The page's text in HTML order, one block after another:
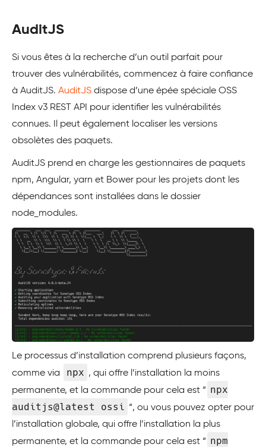
AuditJS
Si vous êtes à la recherche d’un outil parfait pour
trouver des vulnérabilités, commencez à faire confiance
à AuditJS. AuditJS dispose d’une épée spéciale OSS
Index v3 REST API pour identifier les vulnérabilités
connues. Il peut également localiser les versions
obsolètes des paquets.
AuditJS prend en charge les gestionnaires de paquets
npm, Angular, yarn et Bower pour les projets dont les
dépendances sont installées dans le dossier
node_modules.
Le processus d’installation comprend plusieurs façons,
comme via
npx , qui offre l’installation la moins
permanente, et la commande pour cela est “ npx
auditjs@latest ossi “, ou vous pouvez opter pour
l’installation globale, qui offre l’installation la plus
permanente, et la commande pour cela est “ npm